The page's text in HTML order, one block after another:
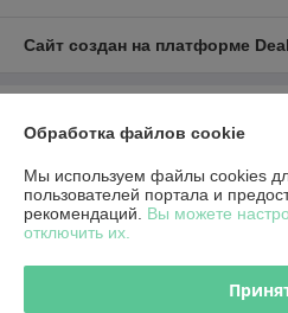
Сайт создан на платформе
«Красное солнце»
212030, Республика Беларусь, г.
Обработка файлов cookie
Мы используем файлы cookies
пользователей портала и
рекомендаций. Вы можете
отключить их.